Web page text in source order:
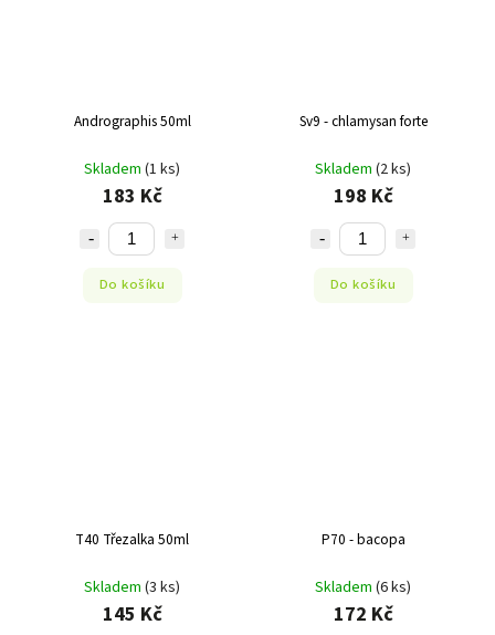
Andrographis 50ml
Skladem (1 ks)
183 Kč
Do košíku
Sv9 - chlamysan forte
Skladem (2 ks)
198 Kč
Do košíku
T40 Třezalka 50ml
Skladem (3 ks)
145 Kč
P70 - bacopa
Skladem (6 ks)
172 Kč